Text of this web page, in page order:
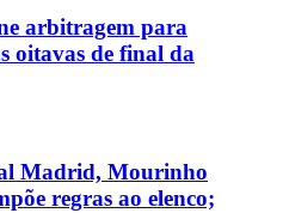
arbitragem para
oitavas de final da
Madrid, Mourinho
regras ao elenco;